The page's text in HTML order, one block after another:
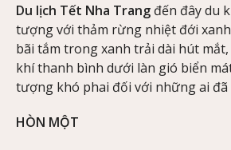
Du lịch Tết Nha Trang đến đây du
tượng với thảm rừng nhiệt đới
bãi tắm trong xanh trải dài hút
khí thanh bình dưới làn gió biển
tượng khó phai đối với những ai đã
HÒN MỘT